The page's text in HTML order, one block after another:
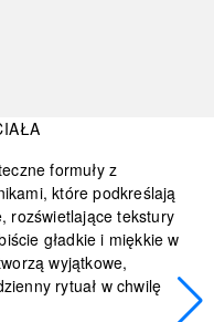
formuły z
które podkreślają
rozświetlające tekstury
gładkie i miękkie w
wyjątkowe,
rytuał w chwilę